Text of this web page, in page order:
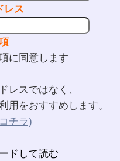
レス
に同意します
レスではなく、
用をおすすめします。
チラ)